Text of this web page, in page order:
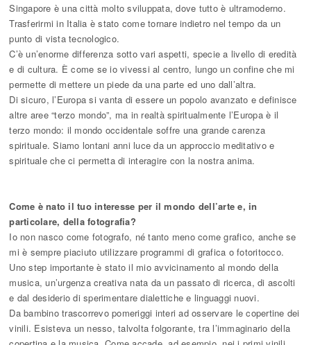
Singapore è una città molto sviluppata, dove tutto è ultramoderno.
Trasferirmi in Italia è stato come tornare indietro nel tempo da un
punto di vista tecnologico.
C’è un’enorme differenza sotto vari aspetti, specie a livello di eredità
e di cultura. È come se io vivessi al centro, lungo un confine che mi
permette di mettere un piede da una parte ed uno dall’altra.
Di sicuro, l’Europa si vanta di essere un popolo avanzato e definisce
altre aree “terzo mondo”, ma in realtà spiritualmente l’Europa è il
terzo mondo: il mondo occidentale soffre una grande carenza
spirituale. Siamo lontani anni luce da un approccio meditativo e
spirituale che ci permetta di interagire con la nostra anima.
Come è nato il tuo interesse per il mondo dell’arte e, in
particolare, della fotografia?
Io non nasco come fotografo, né tanto meno come grafico, anche se
mi è sempre piaciuto utilizzare programmi di grafica o fotoritocco.
Uno step importante è stato il mio avvicinamento al mondo della
musica, un’urgenza creativa nata da un passato di ricerca, di ascolti
e dal desiderio di sperimentare dialettiche e linguaggi nuovi.
Da bambino trascorrevo pomeriggi interi ad osservare le copertine dei
vinili. Esisteva un nesso, talvolta folgorante, tra l’immaginario della